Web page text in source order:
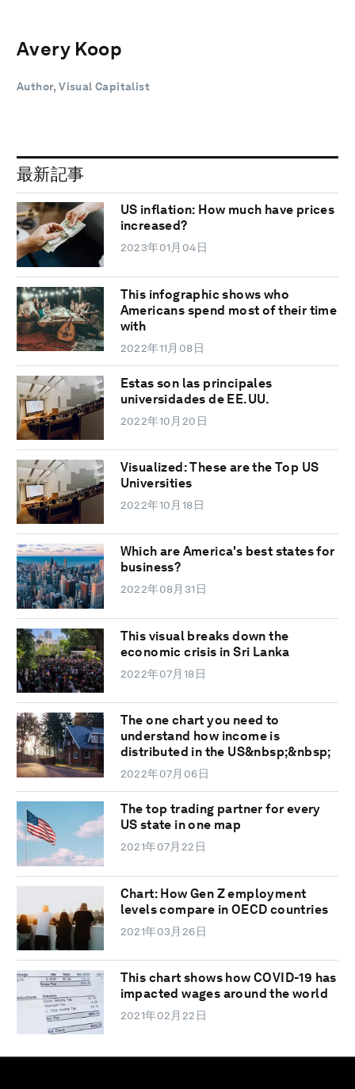
Avery Koop
Author, Visual Capitalist
最新記事
US inflation: How much have prices
increased?
2023年01月04日
This infographic shows who
Americans spend most of their time
with
2022年11月08日
Estas son las principales
universidades de EE.UU.
2022年10月20日
Visualized: These are the Top US
Universities
2022年10月18日
Which are America's best states for
business?
2022年08月31日
This visual breaks down the
economic crisis in Sri Lanka
2022年07月18日
The one chart you need to
understand how income is
distributed in the US&nbsp;&nbsp;
2022年07月06日
The top trading partner for every
US state in one map
2021年07月22日
Chart: How Gen Z employment
levels compare in OECD countries
2021年03月26日
This chart shows how COVID-19 has
impacted wages around the world
2021年02月22日